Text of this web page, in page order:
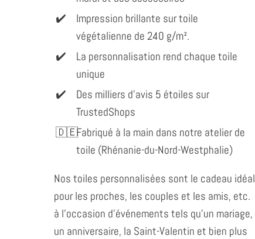
Impression brillante sur toile
végétalienne de 240 g/m².
La personnalisation rend chaque toile
unique
Des milliers d'avis 5 étoiles sur
TrustedShops
Fabriqué à la main dans notre atelier de
toile (Rhénanie-du-Nord-Westphalie)
Nos toiles personnalisées sont le cadeau idéal
pour les proches, les couples et les amis, etc.
à l'occasion d'événements tels qu'un mariage,
un anniversaire, la Saint-Valentin et bien plus